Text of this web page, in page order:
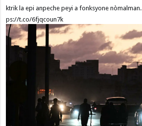
ktrik la epi anpeche peyi a fonksyone nòmalman.
ps://t.co/6fjqcoun7k